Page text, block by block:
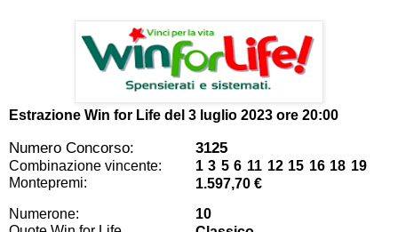
Estrazione Win for Life del 3 luglio 2023 ore 20:00
Numero Concorso: 3125
Combinazione vincente:
1 3 5 6 11 12 15 16 18 19
Montepremi:
1.597,70 €
Numerone:
10